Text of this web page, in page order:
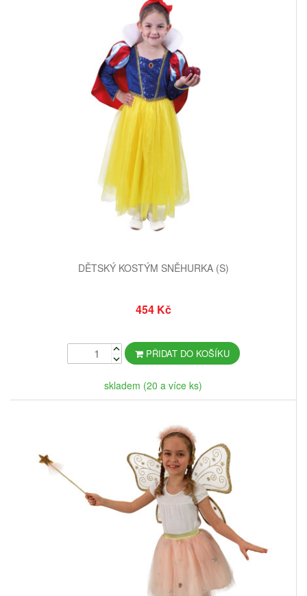
DĚTSKÝ KOSTÝM SNĚHURKA (S)
454 Kč
PŘIDAT DO KOŠÍKU
skladem (20 a více ks)